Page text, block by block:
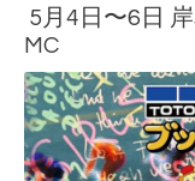
5月4日〜6日
MC